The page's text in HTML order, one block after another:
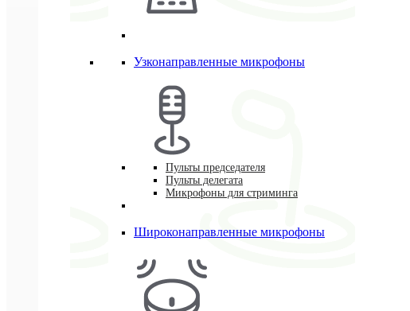
Узконаправленные микрофоны
Пульты председателя
Пульты делегата
Микрофоны для стриминга
Широконаправленные микрофоны